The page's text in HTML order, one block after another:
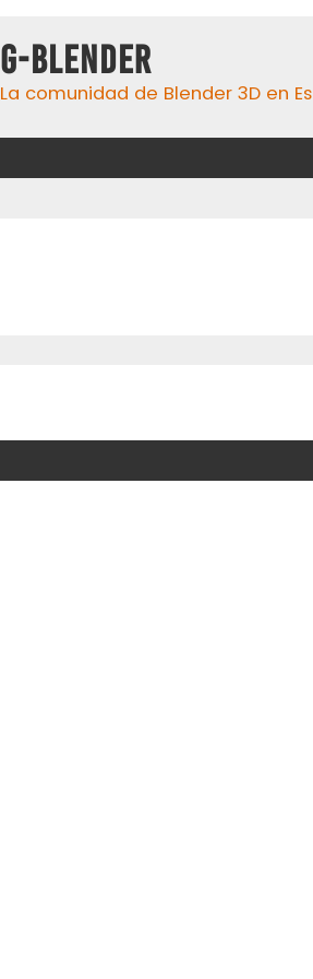
G-Blender
La comunidad de Blender 3D en